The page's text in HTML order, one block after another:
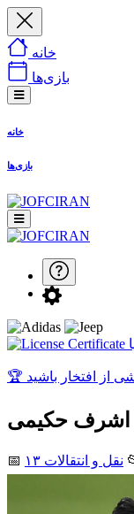
خانه
بازی‌ها
خانه
بازی‌ها
اشرف حکیمی
📅 نقل و انتقالات